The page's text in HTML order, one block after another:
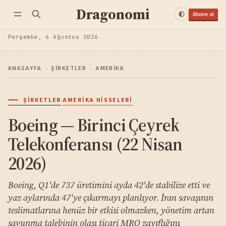
Dragonomi Abone ol
Perşembe, 6 Ağustos 2026
ANASAYFA › ŞIRKETLER › AMERIKA
ŞIRKETLER·AMERIKA HISSELERI
Boeing — Birinci Çeyrek
Telekonferansı (22 Nisan
2026)
Boeing, Q1'de 737 üretimini ayda 42'de stabilize etti ve
yaz aylarında 47'ye çıkarmayı planlıyor. İran savaşının
teslimatlarına henüz bir etkisi olmazken, yönetim artan
savunma talebinin olası ticari MRO zayıflığını